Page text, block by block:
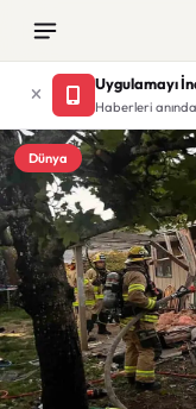
Uygulamayı
Haberleri
Dünya